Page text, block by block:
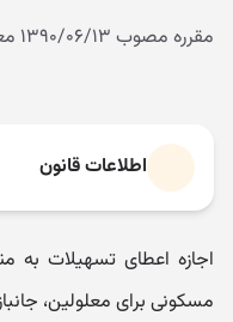
مقرره مصوب ۱۳۹۰/۰۶/۱۳ معاون اول رئیس جمهور
اطلاعات قانون
اجازه اعطای تسهیلات
مسکونی برای معلولین،